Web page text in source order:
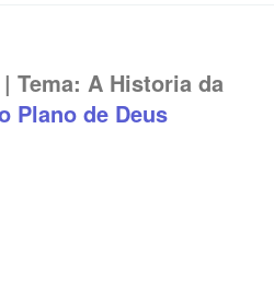
Tema: A Historia da
Plano de Deus